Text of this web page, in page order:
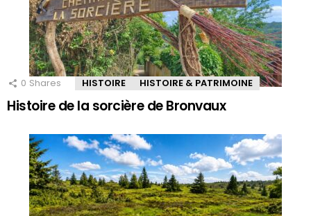
0 Shares HISTOIRE HISTOIRE & PATRIMOINE
Histoire de la sorcière de Bronvaux